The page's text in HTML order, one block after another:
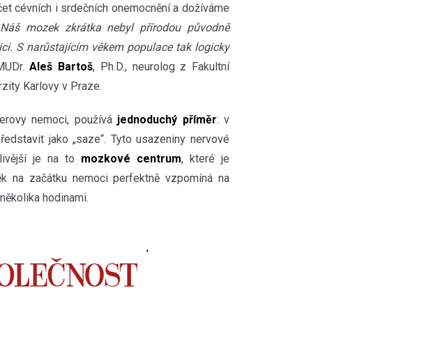
cévních i srdečních onemocnění a dožíváme
mozek zkrátka nebyl přírodou původně
S narůstajícím věkem populace tak logicky
Aleš Bartoš, Ph.D., neurolog z Fakultní
Karlovy v Praze.
nemoci, používájednoduchý příměr: v
jako „saze“. Tyto usazeniny nervové
je na to mozkové centrum, které je
na začátku nemoci perfektně vzpomíná na
hodinami.